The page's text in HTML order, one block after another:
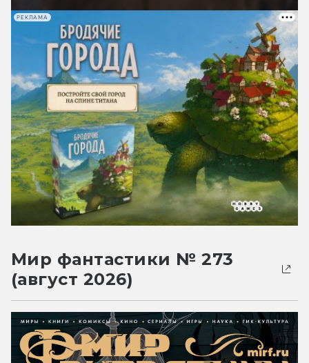
РЕКЛАМА
Мир фантастики № 273
(август 2026)